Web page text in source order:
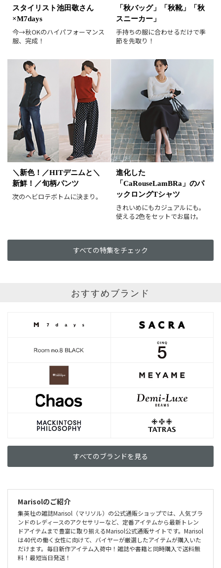
新着順
価格が安い順
価格が高い順
値下げ実施日順
レビュー高評価順
カラー（複数選択可）
ホワイト ブラック
グレー
ベージュ
ブラウン
オレンジ
イエロー
レッド
ピンク
パープル
グリーン
ブルー
ゴールド
シルバー マルチ
スタイリスト池田敬さん
×M7days
今→秋OKのハイパフォーマンス
服、完成！
「秋バッグ」「秋靴」「秋
スニーカー」
手持ちの服に合わせるだけで季
節を先取り！
＼新色！／HITデニムと＼
新鮮！／旬柄パンツ
次のヘビロテボトムに決まり。
進化した
「CaRouseLamBRa」のパ
ックロングTシャツ
きれいめにもカジュアルにも。
使える2色をセットでお届け。
すべての特集をチェック
おすすめブランド
すべてのブランドを見る
Marisolのご紹介
集英社の雑誌Marisol（マリソル）の公式通販ショップでは、人気ブラ
ンドのレディースのアクセサリーなど、定番アイテムから最新トレン
ドアイテムまで豊富に取り揃えるMarisol公式通販サイトです。Marisol
は40代の働く女性に向けて、バイヤーが厳選したアイテムが購入いた
だけます。毎日新作アイテム入荷中！雑誌や書籍と同時購入で送料無
料！最短当日発送！